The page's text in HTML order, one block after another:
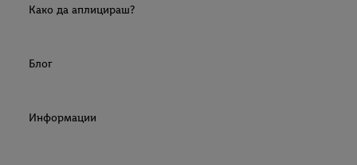
Како да аплицираш?
Блог
Информации